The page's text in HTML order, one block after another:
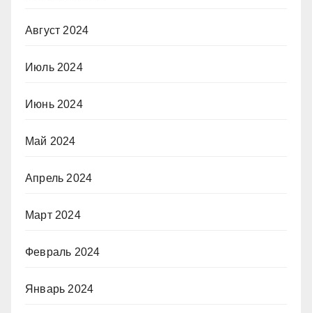
Август 2024
Июль 2024
Июнь 2024
Май 2024
Апрель 2024
Март 2024
Февраль 2024
Январь 2024